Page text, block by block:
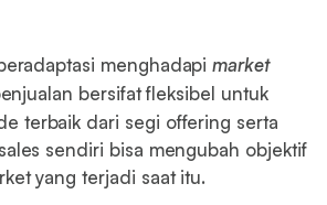
menghadapimarket
bersifat fleksibel untuk
terbaik dari segi offering serta
sendiri bisa mengubah objektif
yang terjadi saat itu.